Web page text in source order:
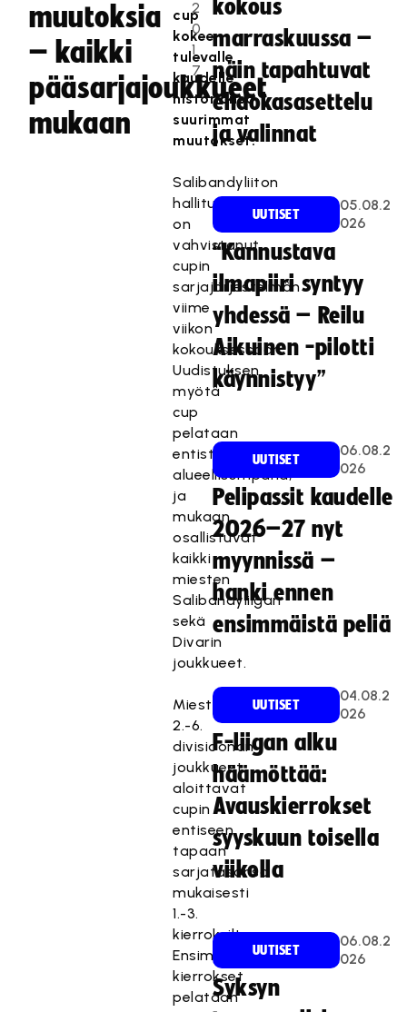
muutoksia
– kaikki
pääsarjajoukkueet
mukaan
2
0
1
7
cup
kokee
tulevalle
kaudelle
historiansa
suurimmat
muutokset.
Salibandyliiton
hallitus
on
vahvistanut
cupin
sarjajärjestelmän
viime
viikon
kokouksessaan.
Uudistuksen
myötä
cup
pelataan
entistä
alueellisempana,
ja
mukaan
osallistuvat
kaikki
miesten
Salibandyliigan
sekä
Divarin
joukkueet.
Miesten
2.-6.
divisioonan
joukkueet
aloittavat
cupin
entiseen
tapaan
sarjatasonsa
mukaisesti
1.-3.
kierroksilta.
Ensimmäiset
kierrokset
pelataan
kokous
marraskuussa –
näin tapahtuvat
ehdokasasettelu
ja valinnat
UUTISET
05.08.2
026
“Kannustava
ilmapiiri syntyy
yhdessä – Reilu
Aikuinen -pilotti
käynnistyy”
UUTISET
06.08.2
026
Pelipassit kaudelle
2026–27 nyt
myynnissä –
hanki ennen
ensimmäistä peliä
UUTISET
04.08.2
026
F-liigan alku
häämöttää:
Avauskierrokset
syyskuun toisella
viikolla
UUTISET
06.08.2
026
Syksyn